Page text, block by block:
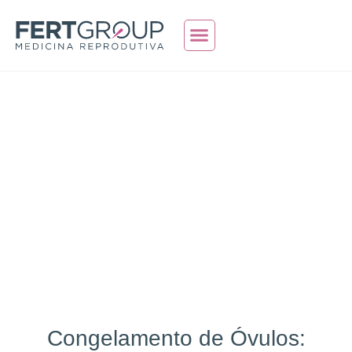
Congelamento de Óvulos: